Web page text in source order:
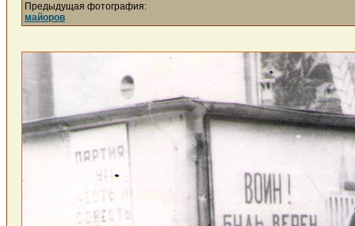
Предыдущая фотография:
майоров